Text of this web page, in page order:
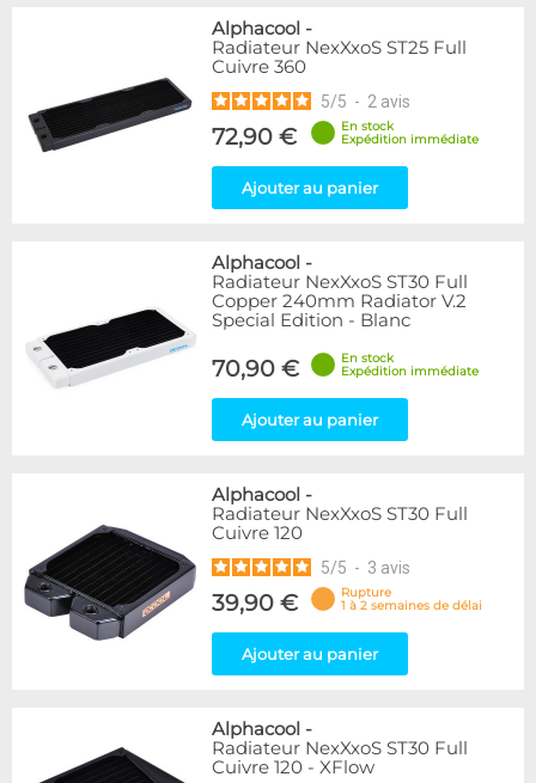
Alphacool -
Radiateur NexXxoS ST25 Full
Cuivre 360
5/5 - 2 avis
72,90 €
En stock
Expédition immédiate
Ajouter au panier
Alphacool -
Radiateur NexXxoS ST30 Full
Copper 240mm Radiator V.2
Special Edition - Blanc
70,90 €
En stock
Expédition immédiate
Ajouter au panier
Alphacool -
Radiateur NexXxoS ST30 Full
Cuivre 120
5/5 - 3 avis
39,90 €
Rupture
1 à 2 semaines de délai
Ajouter au panier
Alphacool -
Radiateur NexXxoS ST30 Full
Cuivre 120 - XFlow